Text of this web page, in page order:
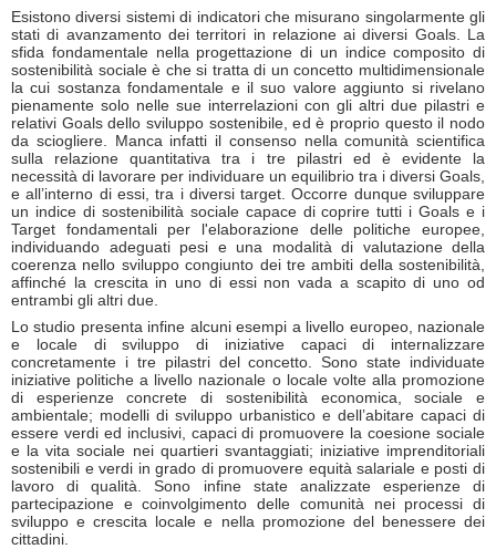
Esistono diversi sistemi di indicatori che misurano singolarmente gli
stati di avanzamento dei territori in relazione ai diversi Goals. La
sfida fondamentale nella progettazione di un indice composito di
sostenibilità sociale è che si tratta di un concetto multidimensionale
la cui sostanza fondamentale e il suo valore aggiunto si rivelano
pienamente solo nelle sue interrelazioni con gli altri due pilastri e
relativi Goals dello sviluppo sostenibile, ed è proprio questo il nodo
da sciogliere. Manca infatti il consenso nella comunità scientifica
sulla relazione quantitativa tra i tre pilastri ed è evidente la
necessità di lavorare per individuare un equilibrio tra i diversi Goals,
e all’interno di essi, tra i diversi target. Occorre dunque sviluppare
un indice di sostenibilità sociale capace di coprire tutti i Goals e i
Target fondamentali per l'elaborazione delle politiche europee,
individuando adeguati pesi e una modalità di valutazione della
coerenza nello sviluppo congiunto dei tre ambiti della sostenibilità,
affinché la crescita in uno di essi non vada a scapito di uno od
entrambi gli altri due.
Lo studio presenta infine alcuni esempi a livello europeo, nazionale
e locale di sviluppo di iniziative capaci di internalizzare
concretamente i tre pilastri del concetto. Sono state individuate
iniziative politiche a livello nazionale o locale volte alla promozione
di esperienze concrete di sostenibilità economica, sociale e
ambientale; modelli di sviluppo urbanistico e dell’abitare capaci di
essere verdi ed inclusivi, capaci di promuovere la coesione sociale
e la vita sociale nei quartieri svantaggiati; iniziative imprenditoriali
sostenibili e verdi in grado di promuovere equità salariale e posti di
lavoro di qualità. Sono infine state analizzate esperienze di
partecipazione e coinvolgimento delle comunità nei processi di
sviluppo e crescita locale e nella promozione del benessere dei
cittadini.